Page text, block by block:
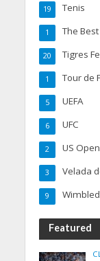
Tenis
19
The Best
1
Tigres
20
Tour de
1
UEFA
5
UFC
6
US Open
2
Velada
3
9
Featured